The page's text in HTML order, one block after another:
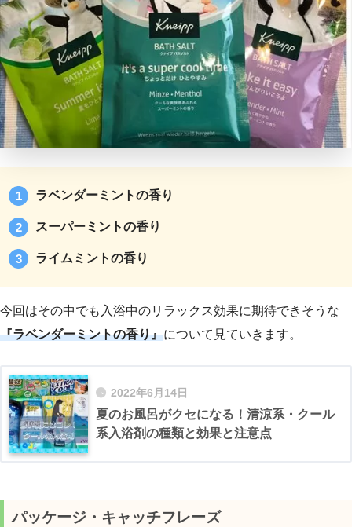
ラベンダーミントの香り
スーパーミントの香り
ライムミントの香り
今回はその中でも入浴中のリラックス効果に期待できそうな
『ラベンダーミントの香り』について見ていきます。
2022年6月14日
夏のお風呂がクセになる！清涼系・クール
系入浴剤の種類と効果と注意点
パッケージ・キャッチフレーズ